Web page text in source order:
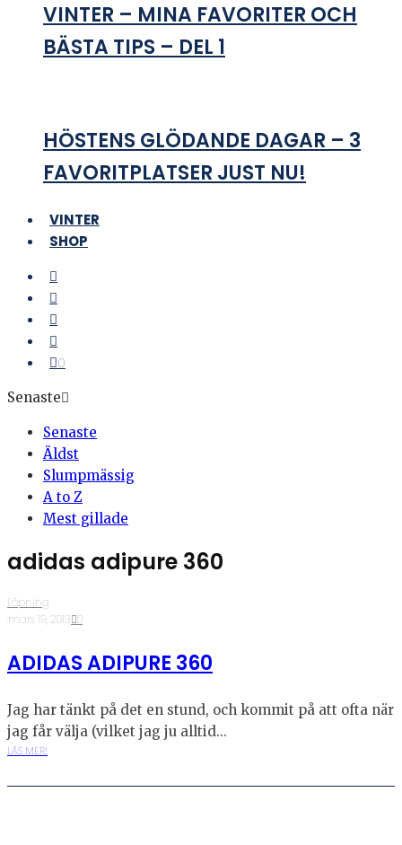
VINTER – MINA FAVORITER OCH
BÄSTA TIPS – DEL 1
HÖSTENS GLÖDANDE DAGAR – 3
FAVORITPLATSER JUST NU!
VINTER
SHOP
0
Senaste
Senaste
Äldst
Slumpmässig
A to Z
Mest gillade
adidas adipure 360
Löpning
·mars 19, 2013· 0
ADIDAS ADIPURE 360
Jag har tänkt på det en stund, och kommit på att ofta när
jag får välja (vilket jag ju alltid...
LÄS MER!